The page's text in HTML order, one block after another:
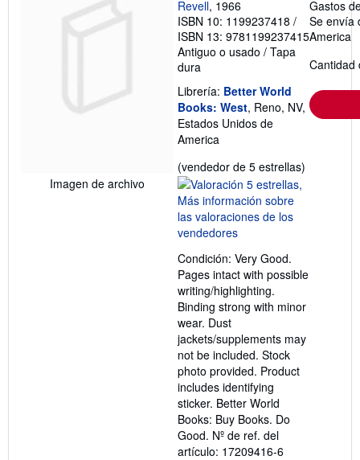
Imagen de archivo
Revell, 1966
ISBN 10: 1199237418 /
ISBN 13: 9781199237415
Antiguo o usado / Tapa
dura
Librería: Better World
Books: West, Reno, NV,
Estados Unidos de
America
(vendedor de 5 estrellas)
Condición: Very Good.
Pages intact with possible
writing/highlighting.
Binding strong with minor
wear. Dust
jackets/supplements may
not be included. Stock
photo provided. Product
includes identifying
sticker. Better World
Books: Buy Books. Do
Good. Nº de ref. del
artículo: 17209416-6
Gastos
Se envía
America
Cantidad